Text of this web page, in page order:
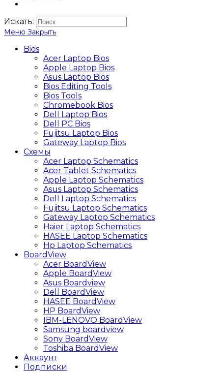
Искать:
Меню Закрыть
Bios
Acer Laptop Bios
Apple Laptop Bios
Asus Laptop Bios
Bios Editing Tools
Bios Tools
Chromebook Bios
Dell Laptop Bios
Dell PC Bios
Fujitsu Laptop Bios
Gateway Laptop Bios
Схемы
Acer Laptop Schematics
Acer Tablet Schematics
Apple Laptop Schematics
Asus Laptop Schematics
Dell Laptop Schematics
Fujitsu Laptop Schematics
Gateway Laptop Schematics
Haier Laptop Schematics
HASEE Laptop Schematics
Hp Laptop Schematics
BoardView
Acer BoardView
Apple BoardView
Asus Boardview
Dell BoardView
HASEE BoardView
HP BoardView
IBM-LENOVO BoardView
Samsung boardview
Sony BoardView
Toshiba BoardView
Аккаунт
Подписки